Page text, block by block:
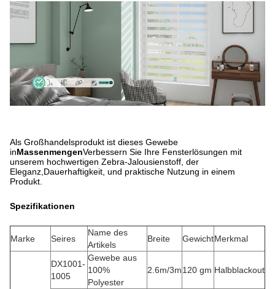
Als Großhandelsprodukt ist dieses Gewebe
inMassenmengenVerbessern Sie Ihre Fensterlösungen mit
unserem hochwertigen Zebra-Jalousienstoff, der
Eleganz,Dauerhaftigkeit, und praktische Nutzung in einem
Produkt.
Spezifikationen
Marke Seires
Name des
Artikels
Breite GewichtMerkmal
DX1001-
1005
Gewebe aus
100%
Polyester
2.6m/3m120 gm Halbblackout